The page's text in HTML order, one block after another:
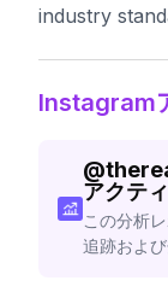
industry
Instagram
@
アクテ
この分析
追跡および